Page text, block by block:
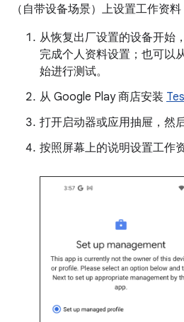
（自带设备场景）上设置工作资料
从恢复出厂设置的设备开始
完成个人资料设置；也可以
始进行测试。
从 Google Play 商店安装
打开启动器或应用抽屉，然
按照屏幕上的说明设置工作